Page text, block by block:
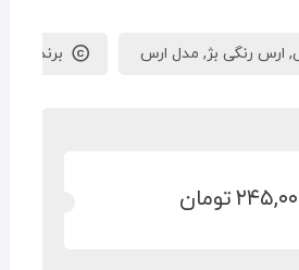
, ارس رنگی بژ, مدل ارس برند :
تومان